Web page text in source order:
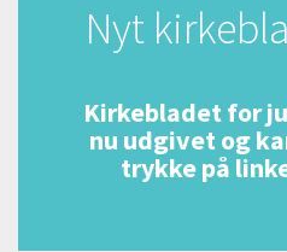
Nyt
Kirkebladet for
nu udgivet og
trykke på